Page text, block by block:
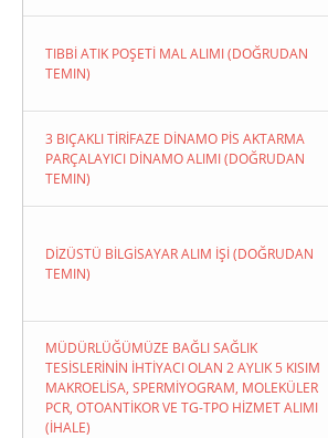
TIBBİ ATIK POŞETİ MAL ALIMI (DOĞRUDAN
TEMIN)
3 BIÇAKLI TİRİFAZE DİNAMO PİS AKTARMA
PARÇALAYICI DİNAMO ALIMI (DOĞRUDAN
TEMIN)
DİZÜSTÜ BİLGİSAYAR ALIM İŞİ (DOĞRUDAN
TEMIN)
MÜDÜRLÜĞÜMÜZE BAĞLI SAĞLIK
TESİSLERİNİN İHTİYACI OLAN 2 AYLIK 5 KISIM
MAKROELİSA, SPERMİYOGRAM, MOLEKÜLER
PCR, OTOANTİKOR VE TG-TPO HİZMET ALIMI
(İHALE)